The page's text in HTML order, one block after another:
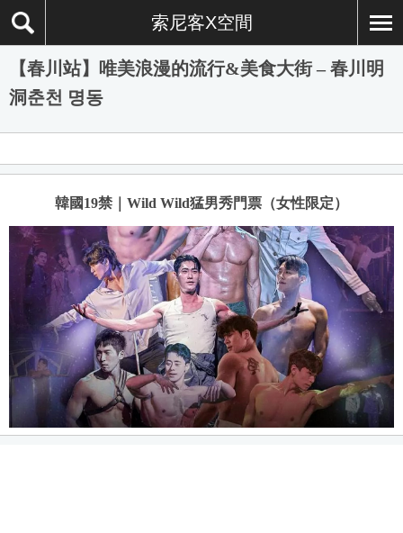
索尼客X空間
【春川站】唯美浪漫的流行&美食大街 – 春川明
洞춘천 명동
韓國19禁｜Wild Wild猛男秀門票（女性限定）